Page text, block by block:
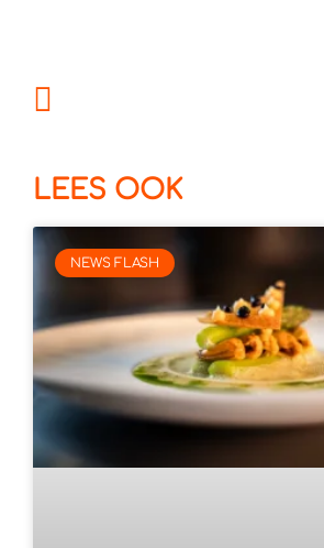
LEES OOK
NEWS FLASH